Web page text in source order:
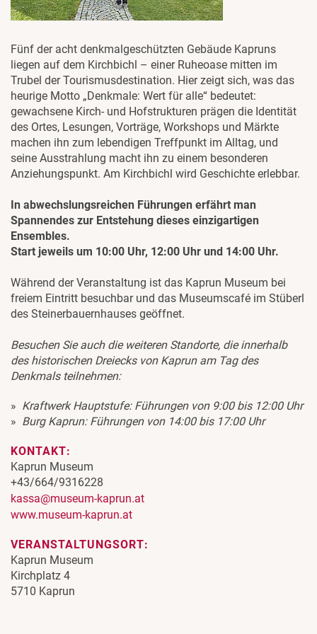
Fünf der acht denkmalgeschützten Gebäude Kapruns
liegen auf dem Kirchbichl – einer Ruheoase mitten im
Trubel der Tourismusdestination. Hier zeigt sich, was das
heurige Motto „Denkmale: Wert für alle“ bedeutet:
gewachsene Kirch- und Hofstrukturen prägen die Identität
des Ortes, Lesungen, Vorträge, Workshops und Märkte
machen ihn zum lebendigen Treffpunkt im Alltag, und
seine Ausstrahlung macht ihn zu einem besonderen
Anziehungspunkt. Am Kirchbichl wird Geschichte erlebbar.
In abwechslungsreichen Führungen erfährt man
Spannendes zur Entstehung dieses einzigartigen
Ensembles.
Start jeweils um 10:00 Uhr, 12:00 Uhr und 14:00 Uhr.
Während der Veranstaltung ist das Kaprun Museum bei
freiem Eintritt besuchbar und das Museumscafé im Stüberl
des Steinerbauernhauses geöffnet.
Besuchen Sie auch die weiteren Standorte, die innerhalb
des historischen Dreiecks von Kaprun am Tag des
Denkmals teilnehmen:
Kraftwerk Hauptstufe: Führungen von 9:00 bis 12:00 Uhr
Burg Kaprun: Führungen von 14:00 bis 17:00 Uhr
KONTAKT:
Kaprun Museum
+43/664/9316228
kassa@museum-kaprun.at
www.museum-kaprun.at
VERANSTALTUNGSORT:
Kaprun Museum
Kirchplatz 4
5710 Kaprun